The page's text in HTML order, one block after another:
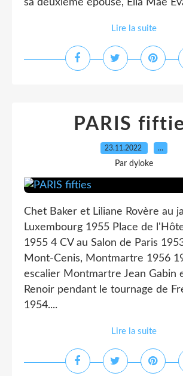
sa deuxième épouse, Ella Mae
Lire la suite
PARIS
23.11.2022 …
Par dyloke
Chet Baker et Liliane Rovère au
Luxembourg 1955 Place de
1955 4 CV au Salon de Paris
Mont-Cenis, Montmartre 1956
escalier Montmartre Jean Gabin
Renoir pendant le tournage de
1954....
Lire la suite